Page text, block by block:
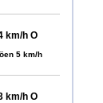
km/h O
5 km/h
km/h O